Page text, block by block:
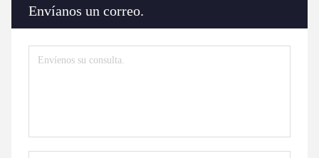
Envíanos un correo.